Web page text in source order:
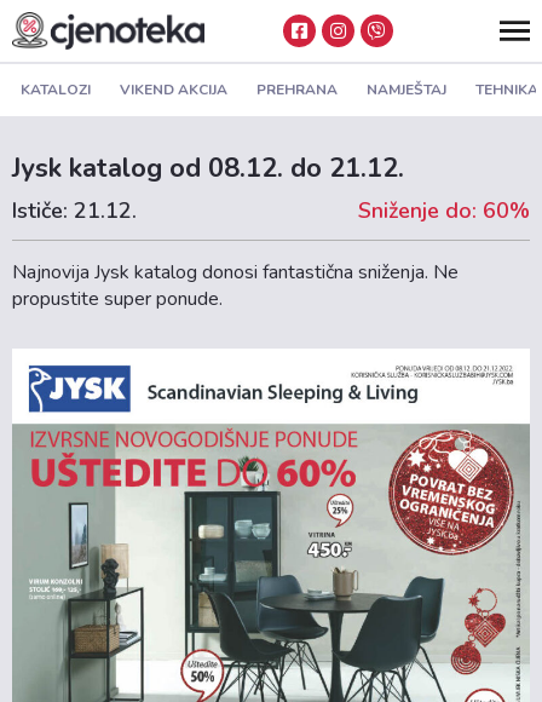
KATALOZI VIKEND AKCIJA PREHRANA NAMJEŠTAJ TEHNIKA
Jysk katalog od 08.12. do 21.12.
Ističe: 21.12. Sniženje do: 60%
Najnovija Jysk katalog donosi fantastična sniženja. Ne
propustite super ponude.